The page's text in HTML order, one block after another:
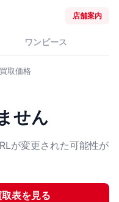
店舗案内
ワンピース
買取価格
せん
が変更された可能性が
表を見る